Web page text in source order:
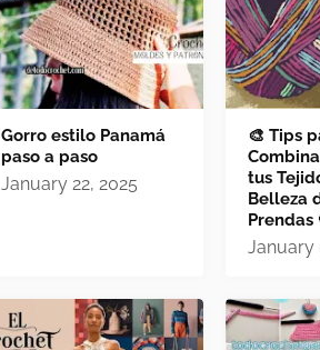
Gorro estilo Panamá
paso a paso
January 22, 2025
🎨 Tips
tus
Belleza
Prendas
January